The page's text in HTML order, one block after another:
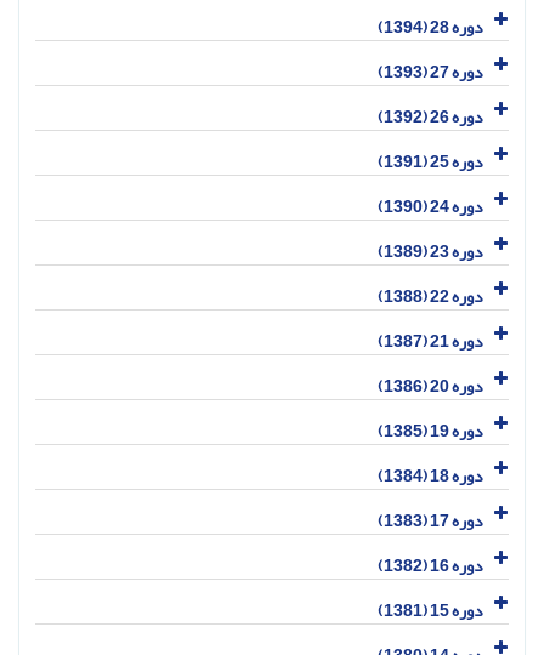
دوره 28 (1394)
دوره 27 (1393)
دوره 26 (1392)
دوره 25 (1391)
دوره 24 (1390)
دوره 23 (1389)
دوره 22 (1388)
دوره 21 (1387)
دوره 20 (1386)
دوره 19 (1385)
دوره 18 (1384)
دوره 17 (1383)
دوره 16 (1382)
دوره 15 (1381)